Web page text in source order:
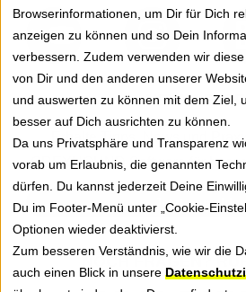
Browserinformationen, um Dir für Dich
anzeigen zu können und so Dein
verbessern. Zudem verwenden wir
von Dir und den anderen unserer
und auswerten zu können mit dem Ziel,
besser auf Dich ausrichten zu können.
Da uns Privatsphäre und Transparenz
vorab um Erlaubnis, die genannten
dürfen. Du kannst jederzeit Deine
Du im Footer-Menü unter „Cookie-
Optionen wieder deaktivierst.
Zum besseren Verständnis, wie wir die
auch einen Blick in unsere
Erhalte Tipps, News und
GREYHOUND Software für
Jetzt anmelden
NOCH FRAGEN?